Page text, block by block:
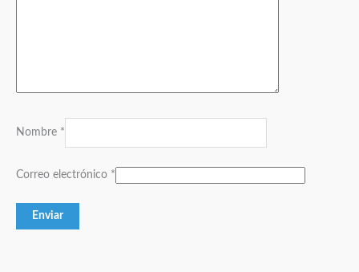
Nombre *
Correo electrónico *